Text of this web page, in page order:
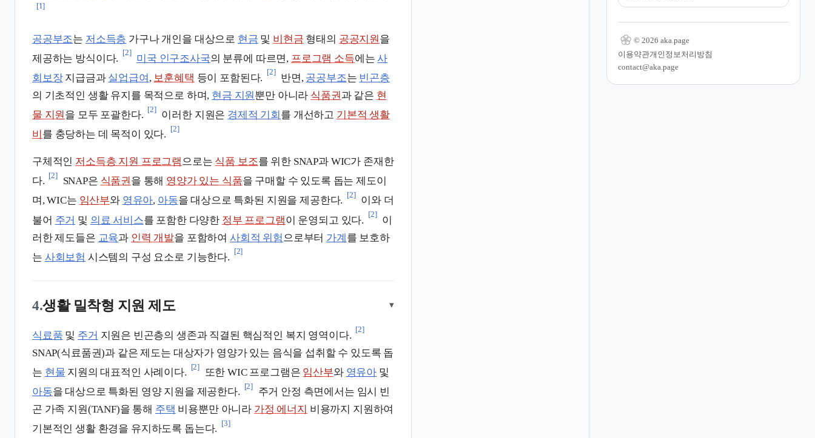
[1]
공공부조는 저소득층 가구나 개인을 대상으로 현금 및 비현금 형태의 공공지원 을
제공하는 방식이다.
[2]
미국 인구조사국의 분류에 따르면, 프로그램 소득에는사
회보장지급금과 실업급여 , 보훈혜택 등이 포함된다.
[2]
반면, 공공부조는 빈곤층
의 기초적인 생활 유지를 목적으로 하며, 현금 지원 뿐만 아니라 식품권과 같은 현
물 지원을 모두 포괄한다.
[2]
이러한 지원은 경제적 기회 를 개선하고 기본적 생활
비 를 충당하는 데 목적이 있다.
[2]
구체적인 저소득층 지원 프로그램으로는 식품 보조를 위한 SNAP과 WIC가 존재한
다.
[2]
SNAP은 식품권을 통해 영양가 있는 식품을 구매할 수 있도록 돕는 제도이
며, WIC는 임산부와 영유아, 아동을 대상으로 특화된 지원을 제공한다.
[2]
이와 더
불어 주거 및 의료 서비스를 포함한 다양한 정부 프로그램이 운영되고 있다.
[2]
이
러한 제도들은 교육과 인력 개발을 포함하여 사회적 위험 으로부터 가계 를 보호하
는 사회보험 시스템의 구성 요소로 기능한다.
[2]
4.생활 밀착형 지원 제도 ▾
식료품 및 주거 지원은 빈곤층의 생존과 직결된 핵심적인 복지 영역이다.
[2]
SNAP(식료품권)과 같은 제도는 대상자가 영양가 있는 음식을 섭취할 수 있도록 돕
는 현물 지원의 대표적인 사례이다.
[2]
또한 WIC 프로그램은 임산부와 영유아 및
아동을 대상으로 특화된 영양 지원을 제공한다.
[2]
주거 안정 측면에서는 임시 빈
곤 가족 지원(TANF)을 통해 주택 비용뿐만 아니라 가정 에너지 비용까지 지원하여
기본적인 생활 환경을 유지하도록 돕는다.
[3]
© 2026 aka.page
이용약관개인정보처리방침
contact@aka.page